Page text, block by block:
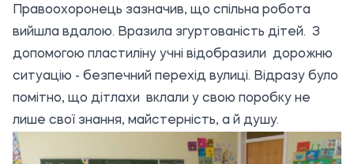
Правоохоронець зазначив, що спільна робота
вийшла вдалою. Вразила згуртованість дітей. З
допомогою пластиліну учні відобразили дорожню
ситуацію - безпечний перехід вулиці. Відразу було
помітно, що дітлахи вклали у свою поробку не
лише свої знання, майстерність, а й душу.